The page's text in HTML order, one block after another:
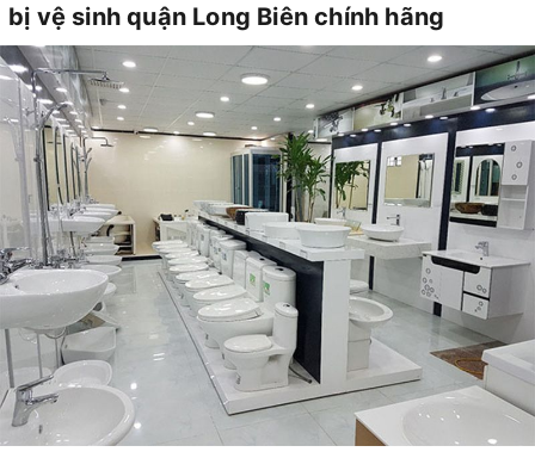
bị vệ sinh quận Long Biên chính hãng